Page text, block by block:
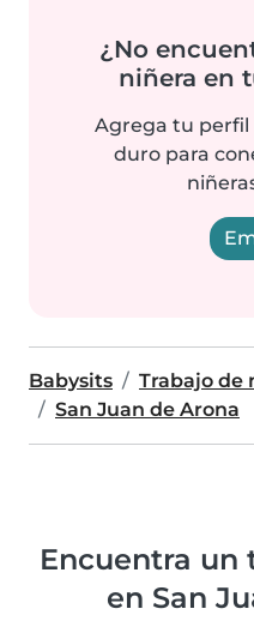
¿No
niñera en
Agrega tu perfil
duro para
Babysits
Trabajo de
San Juan de Arona
Encuentra un
en San